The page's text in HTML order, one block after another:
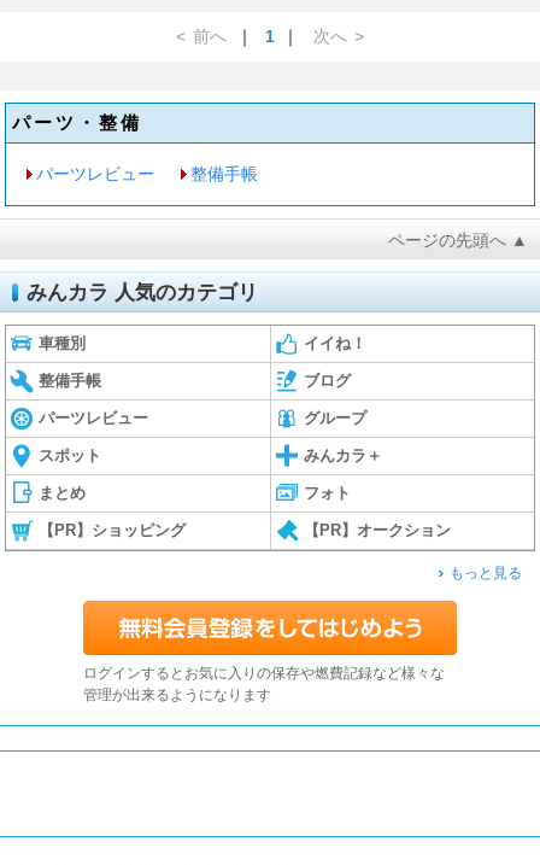
< 前へ ｜ 1 ｜ 次へ >
パーツ・整備
パーツレビュー 整備手帳
ページの先頭へ ▲
みんカラ 人気のカテゴリ
車種別 イイね！
整備手帳 ブログ
パーツレビュー グループ
スポット みんカラ＋
まとめ フォト
【PR】ショッピング 【PR】オークション
もっと見る
ログインするとお気に入りの保存や燃費記録など様々な
管理が出来るようになります